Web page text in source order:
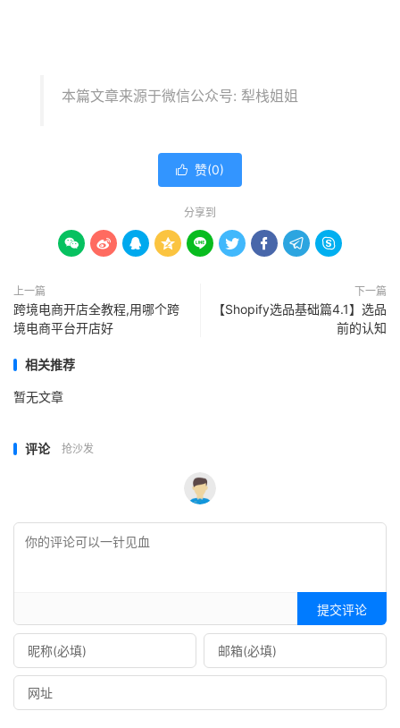
本篇文章来源于微信公众号: 犁栈姐姐
 赞(0)
分享到
        
上一篇
跨境电商开店全教程,用哪个跨
境电商平台开店好
下一篇
【Shopify选品基础篇4.1】选品
前的认知
相关推荐
暂无文章
评论 抢沙发
提交评论